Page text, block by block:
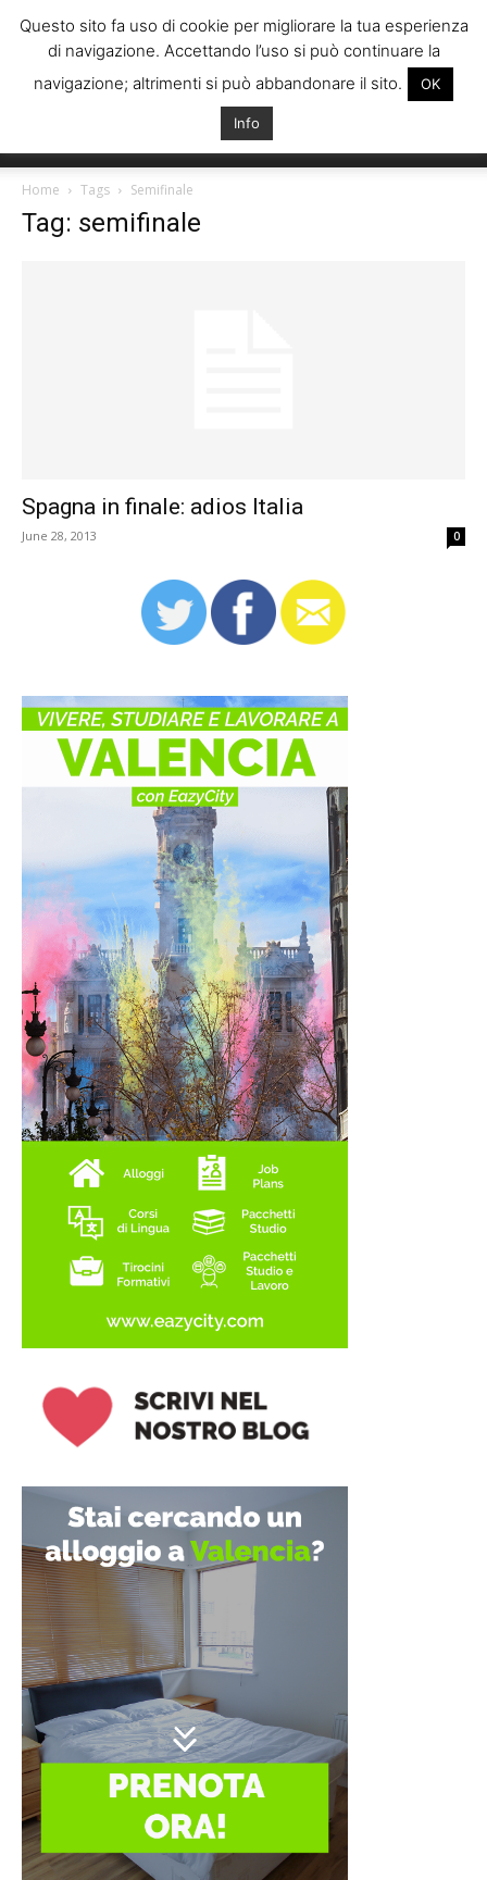
Italiani
Home Tags Semifinale
Tag: semifinale
Spagna in finale: adios Italia
June 28, 2013 0
Questo sito fa uso di cookie per migliorare la tua esperienza
di navigazione. Accettando l’uso si può continuare la
navigazione; altrimenti si può abbandonare il sito.
OK
Info